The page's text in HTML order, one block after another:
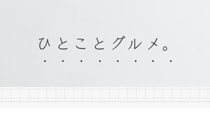
ひとことグルメ。